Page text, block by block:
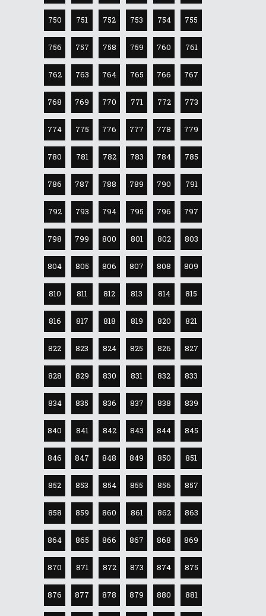
750 751 752 753 754 755
756 757 758 759 760 761
762 763 764 765 766 767
768 769 770 771 772 773
774 775 776 777 778 779
780 781 782 783 784 785
786 787 788 789 790 791
792 793 794 795 796 797
798 799 800 801 802 803
804 805 806 807 808 809
810 811 812 813 814 815
816 817 818 819 820 821
822 823 824 825 826 827
828 829 830 831 832 833
834 835 836 837 838 839
840 841 842 843 844 845
846 847 848 849 850 851
852 853 854 855 856 857
858 859 860 861 862 863
864 865 866 867 868 869
870 871 872 873 874 875
876 877 878 879 880 881